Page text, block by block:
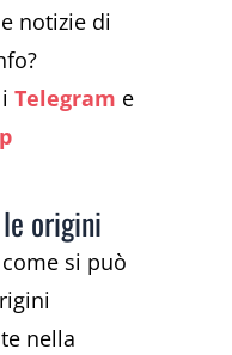
notizie di
Telegram e
origini
si può
nella